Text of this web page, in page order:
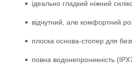
ідеально гладкий ніжний
відчутний, але комфортний
плоска основа-стопер для
повна водонепроникність